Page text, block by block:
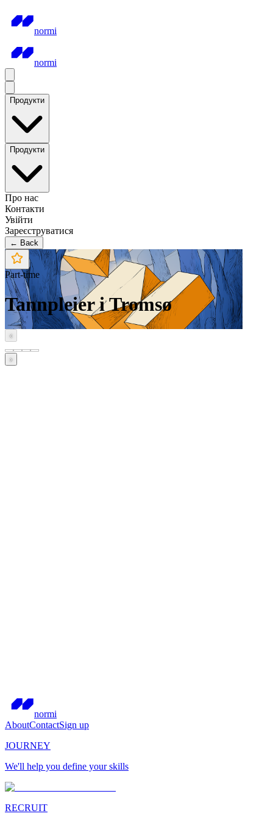
normi
normi
Продукти
Продукти
Про нас
Контакти
Увійти
Зареєструватися
← Back
Part-time
Tannpleier i Tromsø
‹
›
normi
AboutContactSign up
JOURNEY
We'll help you define your skills
RECRUIT